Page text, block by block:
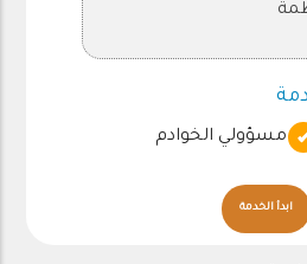
مسؤولي الخوادم
ابدأ الخدمة